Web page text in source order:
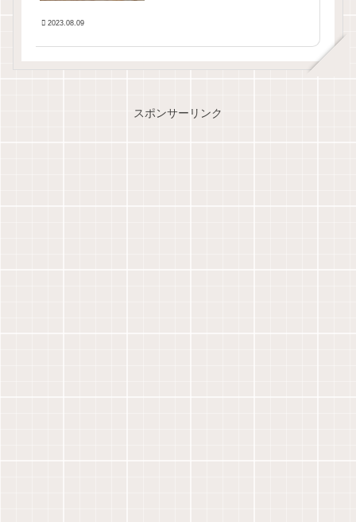
弁当持って、帰宅は夕方4時と
2023.08.09
スポンサーリンク